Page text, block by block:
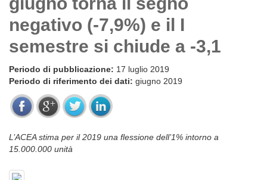
negativo (-7,9%) e il I
semestre si chiude a -3,1
Periodo di pubblicazione: 17 luglio 2019
Periodo di riferimento dei dati: giugno 2019
L’ACEA stima per il 2019 una flessione dell’1% intorno a
15.000.000 unità